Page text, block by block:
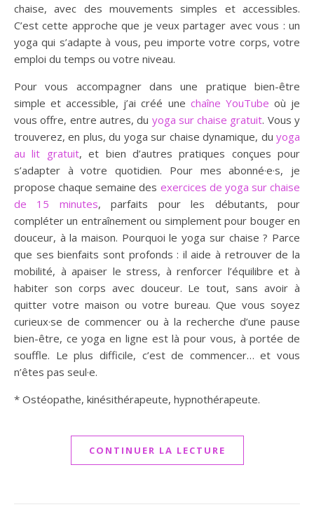
chaise, avec des mouvements simples et accessibles.
C’est cette approche que je veux partager avec vous : un
yoga qui s’adapte à vous, peu importe votre corps, votre
emploi du temps ou votre niveau.
Pour vous accompagner dans une pratique bien-être
simple et accessible, j’ai créé une chaîne YouTube où je
vous offre, entre autres, du yoga sur chaise gratuit. Vous y
trouverez, en plus, du yoga sur chaise dynamique, du yoga
au lit gratuit, et bien d’autres pratiques conçues pour
s’adapter à votre quotidien. Pour mes abonné·e·s, je
propose chaque semaine des exercices de yoga sur chaise
de 15 minutes, parfaits pour les débutants, pour
compléter un entraînement ou simplement pour bouger en
douceur, à la maison. Pourquoi le yoga sur chaise ? Parce
que ses bienfaits sont profonds : il aide à retrouver de la
mobilité, à apaiser le stress, à renforcer l’équilibre et à
habiter son corps avec douceur. Le tout, sans avoir à
quitter votre maison ou votre bureau. Que vous soyez
curieux·se de commencer ou à la recherche d’une pause
bien-être, ce yoga en ligne est là pour vous, à portée de
souffle. Le plus difficile, c’est de commencer… et vous
n’êtes pas seul·e.
* Ostéopathe, kinésithérapeute, hypnothérapeute.
CONTINUER LA LECTURE